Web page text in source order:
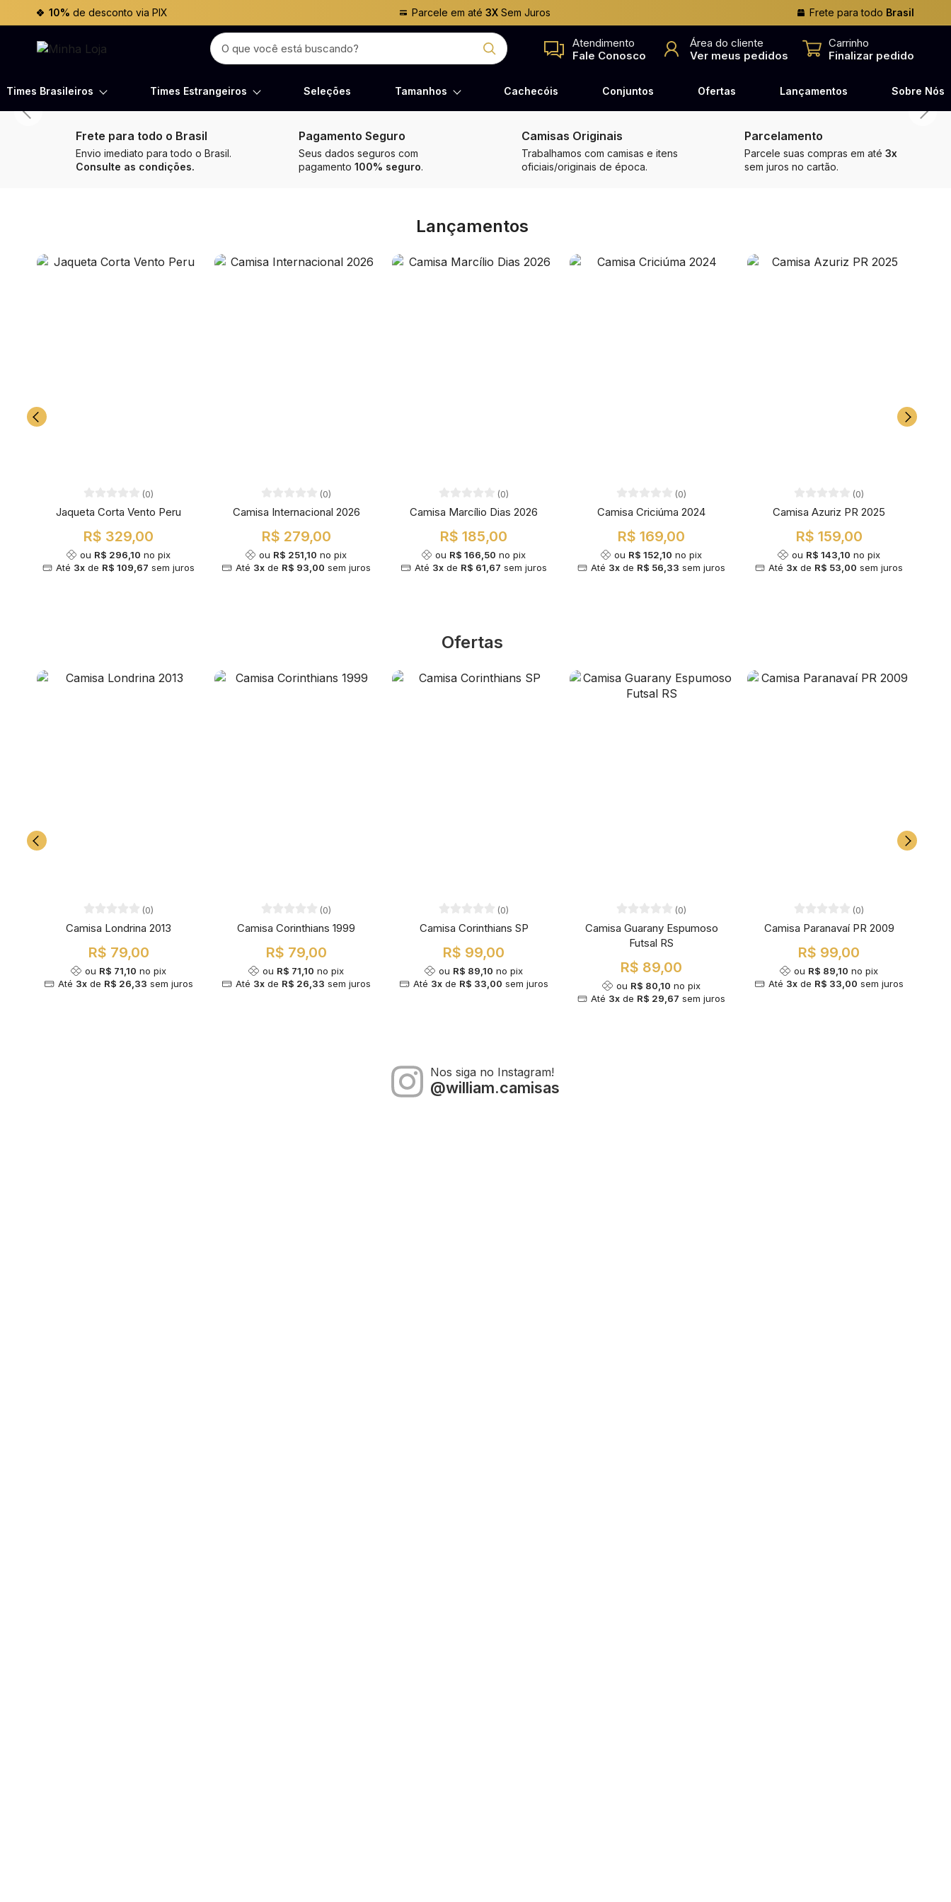
10% de desconto via PIX Parcele em até3X Sem Juros Frete para todo Brasil
Atendimento
Fale Conosco
Área do cliente
Ver meus pedidos
Carrinho
Finalizar pedido
Times Brasileiros Times Estrangeiros Seleções Tamanhos Cachecóis Conjuntos Ofertas Lançamentos Sobre Nós
Frete para todo o Brasil
Envio imediato para todo o Brasil.
Consulte as condições.
Pagamento Seguro
Seus dados seguros com
pagamento 100% seguro.
Camisas Originais
Trabalhamos com camisas e itens
oficiais/originais de época.
Parcelamento
Parcele suas compras em até 3x
sem juros no cartão.
Lançamentos
(0)
Jaqueta Corta Vento Peru
R$ 329,00
ou R$ 296,10 no pix
Até 3x de R$ 109,67 sem juros
(0)
Camisa Internacional 2026
R$ 279,00
ou R$ 251,10 no pix
Até 3xde R$ 93,00 sem juros
(0)
Camisa Marcílio Dias 2026
R$ 185,00
ou R$ 166,50 no pix
Até 3xde R$ 61,67 sem juros
(0)
Camisa Criciúma 2024
R$ 169,00
ou R$ 152,10 no pix
Até 3x de R$ 56,33 sem juros
(0)
Camisa Azuriz PR 2025
R$ 159,00
ou R$ 143,10 no pix
Até 3x de R$ 53,00 sem juros
Ofertas
(0)
Camisa Londrina 2013
R$ 79,00
ou R$ 71,10 no pix
Até 3xde R$ 26,33 sem juros
(0)
Camisa Corinthians 1999
R$ 79,00
ou R$ 71,10 no pix
Até 3xde R$ 26,33 sem juros
(0)
Camisa Corinthians SP
R$ 99,00
ou R$ 89,10 no pix
Até 3xde R$ 33,00 sem juros
(0)
Camisa Guarany Espumoso
Futsal RS
R$ 89,00
ou R$ 80,10 no pix
Até 3x de R$ 29,67 sem juros
(0)
Camisa Paranavaí PR 2009
R$ 99,00
ou R$ 89,10 no pix
Até 3xde R$ 33,00 sem juros
Nos siga no Instagram!
@william.camisas